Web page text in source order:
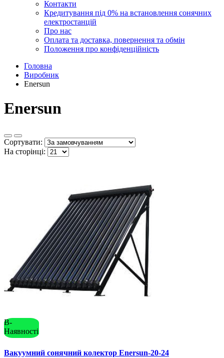
Контакти
Кредитування під 0% на встановлення сонячних
електростанцій
Про нас
Оплата та доставка, повернення та обмін
Положення про конфіденційність
Головна
Виробник
Enersun
Enersun
Сортувати:
На сторінці:
В-
Наявності
Вакуумний сонячний колектор Enersun-20-24